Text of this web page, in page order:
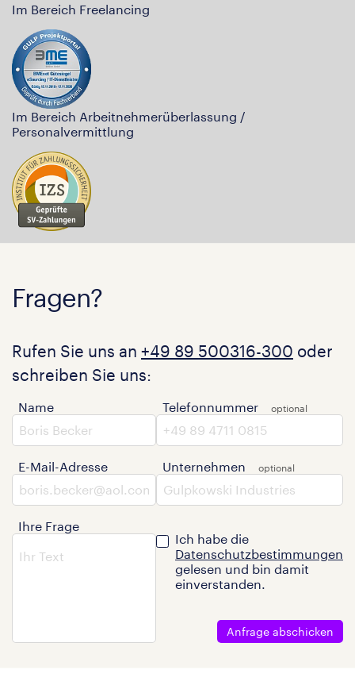
Im Bereich Freelancing
Im Bereich Arbeitnehmerüberlassung /
Personalvermittlung
Fragen?
Rufen Sie uns an +49 89 500316-300 oder
schreiben Sie uns:
Name
E-Mail-Adresse
Ihre Frage
Telefonnummer
Unternehmen
Ich habe die
Datenschutzbestimmungen
gelesen und bin damit
einverstanden.
Anfrage abschicken